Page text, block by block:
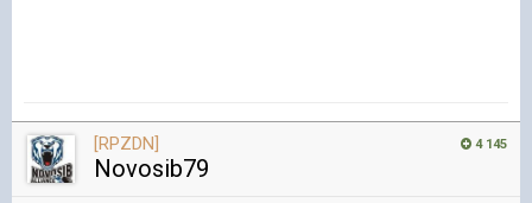
4 145
[RPZDN]
Novosib79